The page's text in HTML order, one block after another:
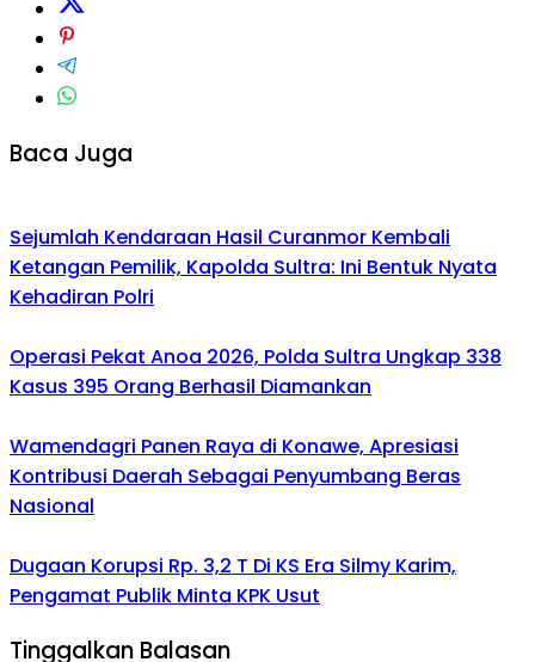
Baca Juga
Sejumlah Kendaraan Hasil Curanmor Kembali
Ketangan Pemilik, Kapolda Sultra: Ini Bentuk Nyata
Kehadiran Polri
Operasi Pekat Anoa 2026, Polda Sultra Ungkap 338
Kasus 395 Orang Berhasil Diamankan
Wamendagri Panen Raya di Konawe, Apresiasi
Kontribusi Daerah Sebagai Penyumbang Beras
Nasional
Dugaan Korupsi Rp. 3,2 T Di KS Era Silmy Karim,
Pengamat Publik Minta KPK Usut
Tinggalkan Balasan